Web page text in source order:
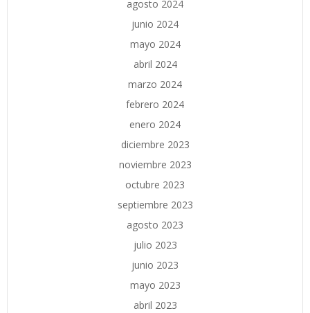
agosto 2024
junio 2024
mayo 2024
abril 2024
marzo 2024
febrero 2024
enero 2024
diciembre 2023
noviembre 2023
octubre 2023
septiembre 2023
agosto 2023
julio 2023
junio 2023
mayo 2023
abril 2023